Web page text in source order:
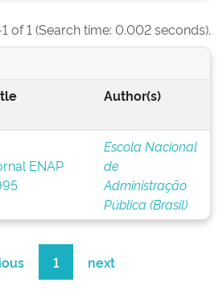
of 1 (Search time: 0.002 seconds).
Author(s)
ENAP
Escola Nacional
de
Administração
Pública (Brasil)
1 next